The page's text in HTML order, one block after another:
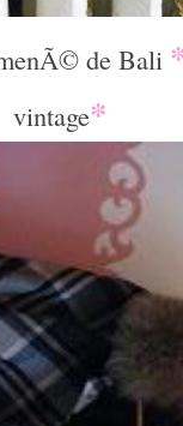
de Bali
vintage*